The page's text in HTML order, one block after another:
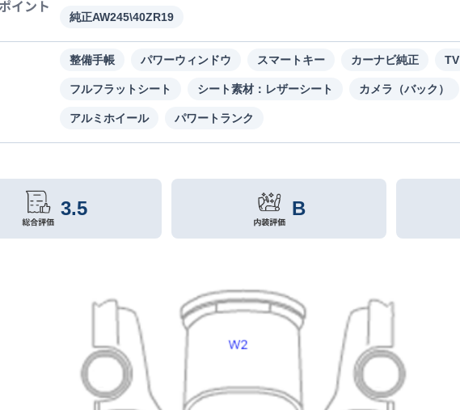
イント
純正AW245\40ZR19
整備手帳 パワーウィンドウ スマートキー カーナビ純正 TV
フルフラットシート シート素材：レザーシート カメラ（バック）
アルミホイール パワートランク
3.5 B